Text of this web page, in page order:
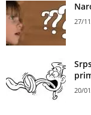
27/
20/